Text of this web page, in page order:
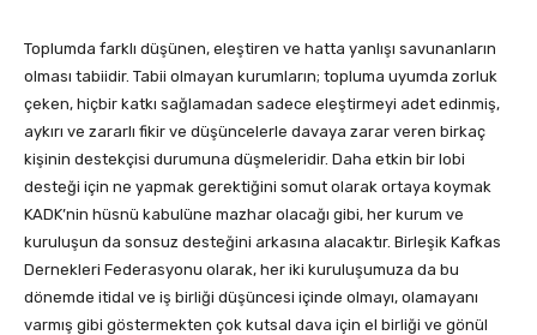
Toplumda farklı düşünen, eleştiren ve hatta yanlışı savunanların
olması tabiidir. Tabii olmayan kurumların; topluma uyumda zorluk
çeken, hiçbir katkı sağlamadan sadece eleştirmeyi adet edinmiş,
aykırı ve zararlı fikir ve düşüncelerle davaya zarar veren birkaç
kişinin destekçisi durumuna düşmeleridir. Daha etkin bir lobi
desteği için ne yapmak gerektiğini somut olarak ortaya koymak
KADK’nin hüsnü kabulüne mazhar olacağı gibi, her kurum ve
kuruluşun da sonsuz desteğini arkasına alacaktır. Birleşik Kafkas
Dernekleri Federasyonu olarak, her iki kuruluşumuza da bu
dönemde itidal ve iş birliği düşüncesi içinde olmayı, olamayanı
varmış gibi göstermekten çok kutsal dava için el birliği ve gönül